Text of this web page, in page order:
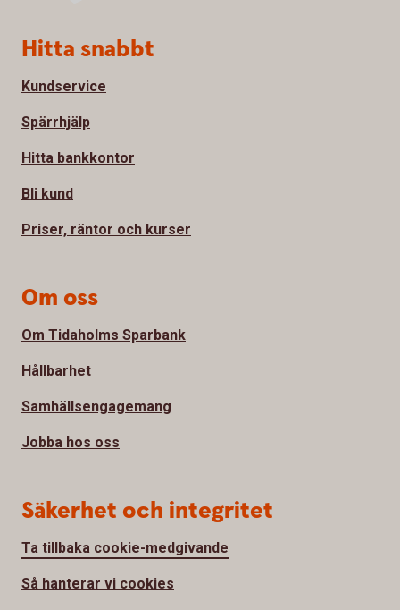
Sidfot
Hitta snabbt
Kundservice
Spärrhjälp
Hitta bankkontor
Bli kund
Priser, räntor och kurser
Om oss
Om Tidaholms Sparbank
Hållbarhet
Samhällsengagemang
Jobba hos oss
Säkerhet och integritet
Ta tillbaka cookie-medgivande
Så hanterar vi cookies